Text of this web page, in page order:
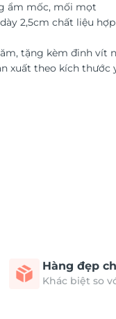
ẩm mốc, mối mọt
2,5cm chất liệu
tặng kèm đinh vít
xuất theo kích thước
Hàng đẹp
Khác biệt so